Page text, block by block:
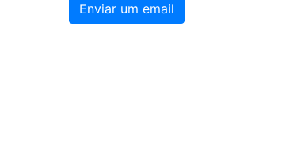
Enviar um email